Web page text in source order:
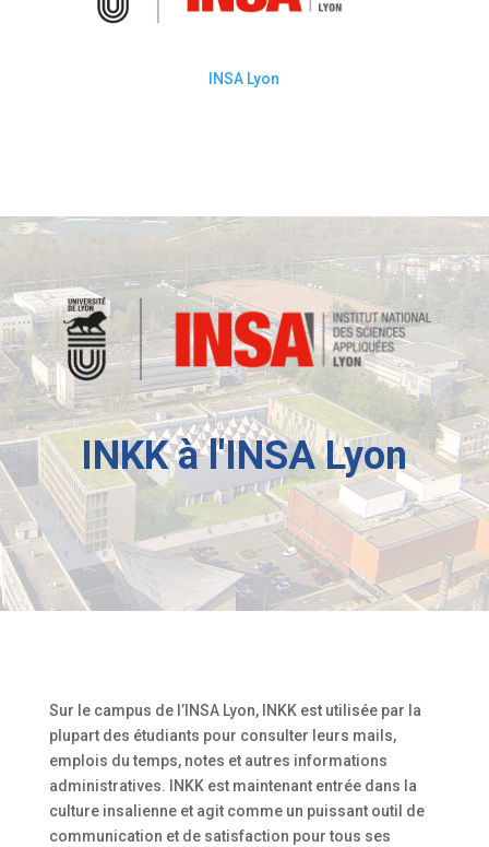
INSA Lyon
INKK à l'INSA Lyon
Sur le campus de l’INSA Lyon, INKK est utilisée par la
plupart des étudiants pour consulter leurs mails,
emplois du temps, notes et autres informations
administratives. INKK est maintenant entrée dans la
culture insalienne et agit comme un puissant outil de
communication et de satisfaction pour tous ses